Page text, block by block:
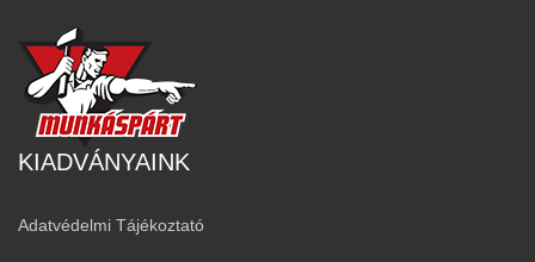
KIADVÁNYAINK
Adatvédelmi Tájékoztató